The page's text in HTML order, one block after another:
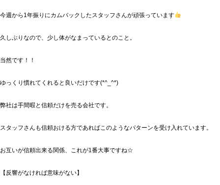
今週から1年振りにカムバックしたスタッフさんが頑張っています
久しぶりなので、少し体がなまっているとのこと。
当然です！！
ゆっくり慣れてくれると良いだけです(*^_^*)
弊社は手間暇と信頼だけを売る会社です。
スタッフさんも信頼おける方であればこのようなパターンを受け入れています。
お互いが信頼出来る関係、これが1番大事ですね☆
【反響がなければ意味がない】